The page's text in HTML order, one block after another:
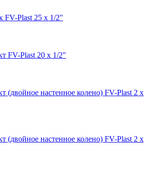
FV-Plast 25 x 1/2"
FV-Plast 20 x 1/2"
(двойное настенное колено) FV-Plast 2 x
(двойное настенное колено) FV-Plast 2 x